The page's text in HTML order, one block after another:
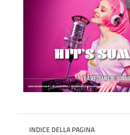
INDICE DELLA PAGINA